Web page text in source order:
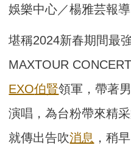
娛樂中心／楊雅芸報導
堪稱2024新春期間最
MAXTOUR
EXO伯賢領軍，帶著
演唱，為台粉帶來精
就傳出告吹消息 ，稍